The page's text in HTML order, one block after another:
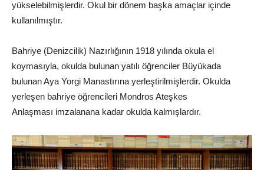
yükselebilmişlerdir. Okul bir dönem başka amaçlar içinde
kullanılmıştır.
Bahriye (Denizcilik) Nazırlığının 1918 yılında okula el
koymasıyla, okulda bulunan yatılı öğrenciler Büyükada
bulunan Aya Yorgi Manastırına yerleştirilmişlerdir. Okulda
yerleşen bahriye öğrencileri Mondros Ateşkes
Anlaşması imzalanana kadar okulda kalmışlardır.